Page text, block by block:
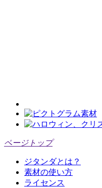
ページトップ
ジタンダとは？
素材の使い方
ライセンス